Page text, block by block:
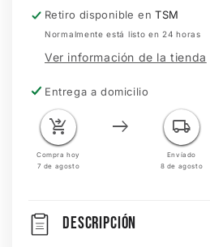
CSL
CSL
Retiro disponible enTSM
Normalmente está listo en 24 horas
Ver información de la tienda
Entrega a domicilio
shopping_cart_checkout
Compra hoy
7 de agosto
east local_shipping
Envíado
8 de agosto
DESCRIPCIÓN